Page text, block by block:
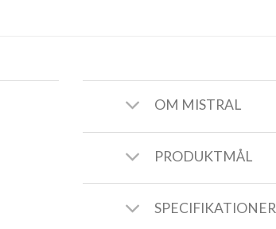
OM MISTRAL
PRODUKTMÅL
SPECIFIKATIONER